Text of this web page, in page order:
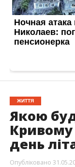
ЖИТТЯ
Якою
Кривому
день
Опубліковано